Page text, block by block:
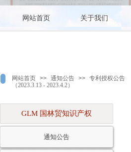
网站首页 关于我们
网站首页 >> 通知公告 >> 专利授权公告
（2023.3.13 - 2023.4.2）
GLM 国林贸知识产权
通知公告